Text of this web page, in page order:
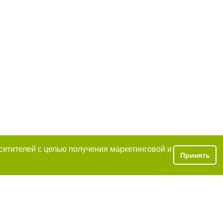
с целью получения маркетинговой и
Принять